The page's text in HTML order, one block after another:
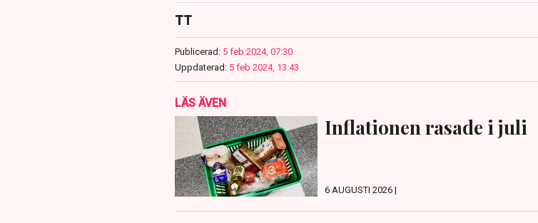
TT
Publicerad: 5 feb 2024, 07:30
Uppdaterad: 5 feb 2024, 13:43
LÄS ÄVEN
Inflationen rasade i juli
6 AUGUSTI 2026 |